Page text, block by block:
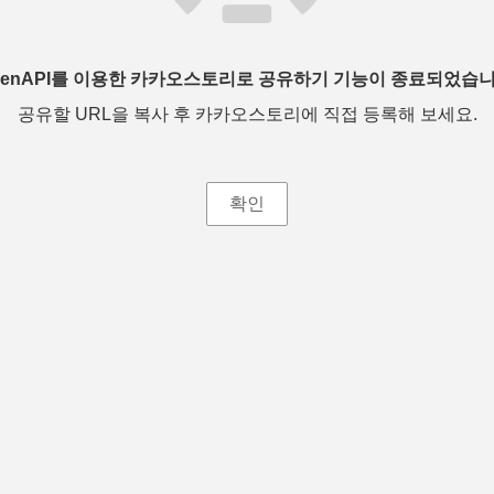
를 이용한 카카오스토리로 공유하기 기능이 종료되었습
공유할 URL을 복사 후 카카오스토리에 직접 등록해 보세요.
확인